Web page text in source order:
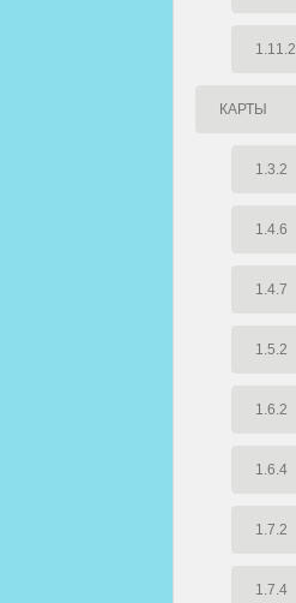
1.11.2
КАРТЫ
1.3.2
1.4.6
1.4.7
1.5.2
1.6.2
1.6.4
1.7.2
1.7.4